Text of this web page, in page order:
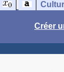
Créer